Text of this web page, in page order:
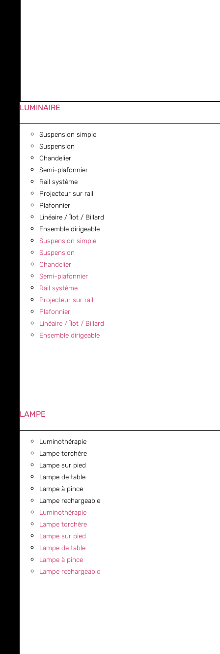
LUMINAIRE
Suspension simple
Suspension
Chandelier
Semi-plafonnier
Rail système
Projecteur sur rail
Plafonnier
Linéaire / Îlot / Billard
Ensemble dirigeable
Suspension simple
Suspension
Chandelier
Semi-plafonnier
Rail système
Projecteur sur rail
Plafonnier
Linéaire / Îlot / Billard
Ensemble dirigeable
LAMPE
Luminothérapie
Lampe torchère
Lampe sur pied
Lampe de table
Lampe à pince
Lampe rechargeable
Luminothérapie
Lampe torchère
Lampe sur pied
Lampe de table
Lampe à pince
Lampe rechargeable